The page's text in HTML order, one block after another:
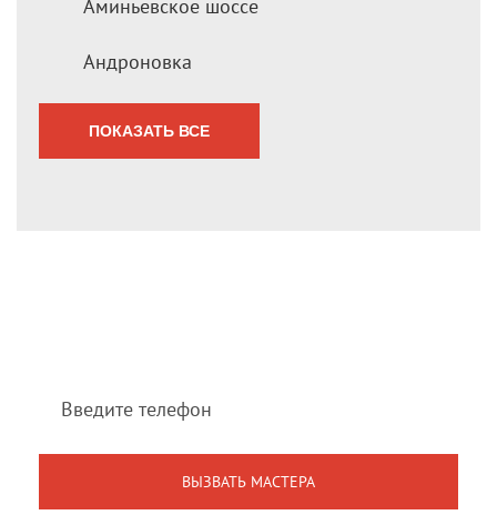
Аминьевское шоссе
Андроновка
ПОКАЗАТЬ ВСЕ